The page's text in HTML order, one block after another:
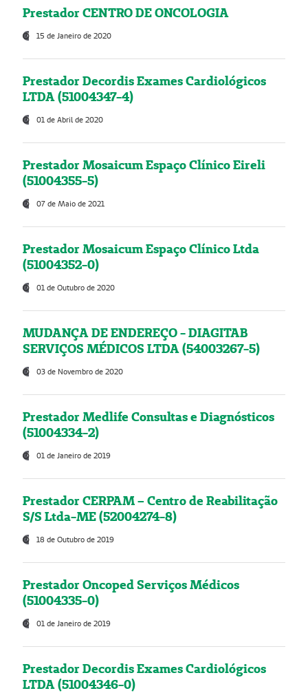
Prestador CENTRO DE ONCOLOGIA
15 de Janeiro de 2020
Prestador Decordis Exames Cardiológicos
LTDA (51004347-4)
01 de Abril de 2020
Prestador Mosaicum Espaço Clínico Eireli
(51004355-5)
07 de Maio de 2021
Prestador Mosaicum Espaço Clínico Ltda
(51004352-0)
01 de Outubro de 2020
MUDANÇA DE ENDEREÇO - DIAGITAB
SERVIÇOS MÉDICOS LTDA (54003267-5)
03 de Novembro de 2020
Prestador Medlife Consultas e Diagnósticos
(51004334-2)
01 de Janeiro de 2019
Prestador CERPAM – Centro de Reabilitação
S/S Ltda-ME (52004274-8)
18 de Outubro de 2019
Prestador Oncoped Serviços Médicos
(51004335-0)
01 de Janeiro de 2019
Prestador Decordis Exames Cardiológicos
LTDA (51004346-0)